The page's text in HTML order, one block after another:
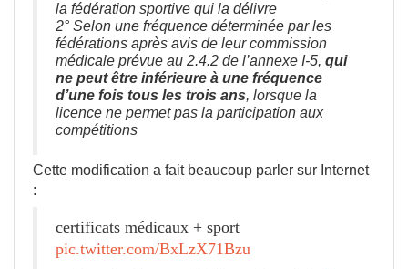
la fédération sportive qui la délivre
2° Selon une fréquence déterminée par les
fédérations après avis de leur commission
médicale prévue au 2.4.2 de l’annexe I-5, qui
ne peut être inférieure à une fréquence
d’une fois tous les trois ans, lorsque la
licence ne permet pas la participation aux
compétitions
Cette modification a fait beaucoup parler sur Internet
:
certificats médicaux + sport
pic.twitter.com/BxLzX71Bzu